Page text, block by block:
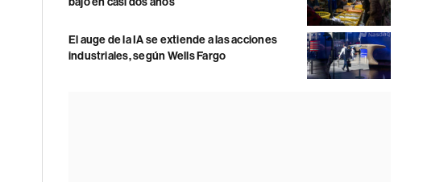
El auge de la IA se extiende a las acciones
industriales, según Wells Fargo